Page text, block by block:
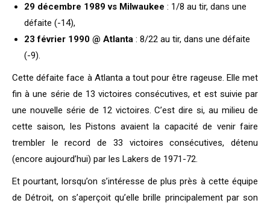
29 décembre 1989 vs Milwaukee : 1/8 au tir, dans une
défaite (-14),
23 février 1990 @ Atlanta : 8/22 au tir, dans une défaite
(-9).
Cette défaite face à Atlanta a tout pour être rageuse. Elle met
fin à une série de 13 victoires consécutives, et est suivie par
une nouvelle série de 12 victoires. C’est dire si, au milieu de
cette saison, les Pistons avaient la capacité de venir faire
trembler le record de 33 victoires consécutives, détenu
(encore aujourd’hui) par les Lakers de 1971-72.
Et pourtant, lorsqu’on s’intéresse de plus près à cette équipe
de Détroit, on s’aperçoit qu’elle brille principalement par son